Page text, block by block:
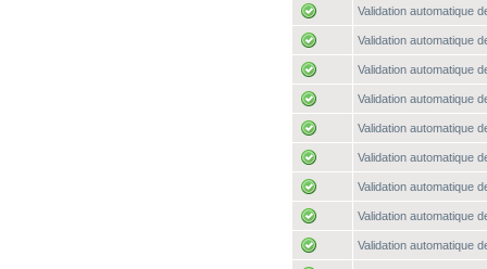
Validation automatique
Validation automatique
Validation automatique
Validation automatique
Validation automatique
Validation automatique
Validation automatique
Validation automatique
Validation automatique